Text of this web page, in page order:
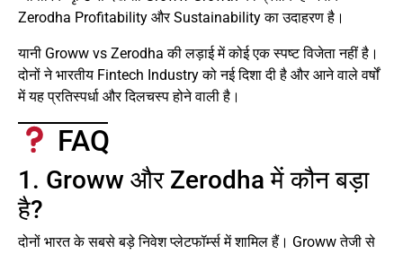
Zerodha Profitability और Sustainability का उदाहरण है।
यानी Groww vs Zerodha की लड़ाई में कोई एक स्पष्ट विजेता नहीं है।
दोनों ने भारतीय Fintech Industry को नई दिशा दी है और आने वाले वर्षों
में यह प्रतिस्पर्धा और दिलचस्प होने वाली है।
FAQ
1. Groww और Zerodha में कौन बड़ा
है?
दोनों भारत के सबसे बड़े निवेश प्लेटफॉर्म्स में शामिल हैं। Groww तेजी से